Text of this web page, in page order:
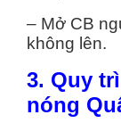
– Mở CB
không lên.
3. Quy
nóng